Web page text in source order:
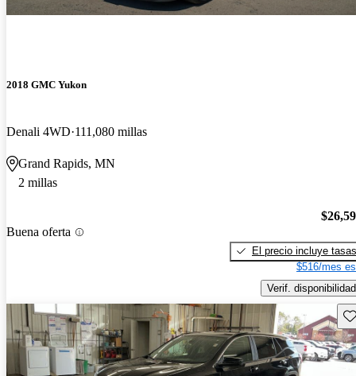
2018 GMC Yukon
Denali 4WD 111,080 millas
Grand Rapids, MN
2 millas
Buena oferta
El precio incluye tasas
$516/mes
Verif. disponibilidad